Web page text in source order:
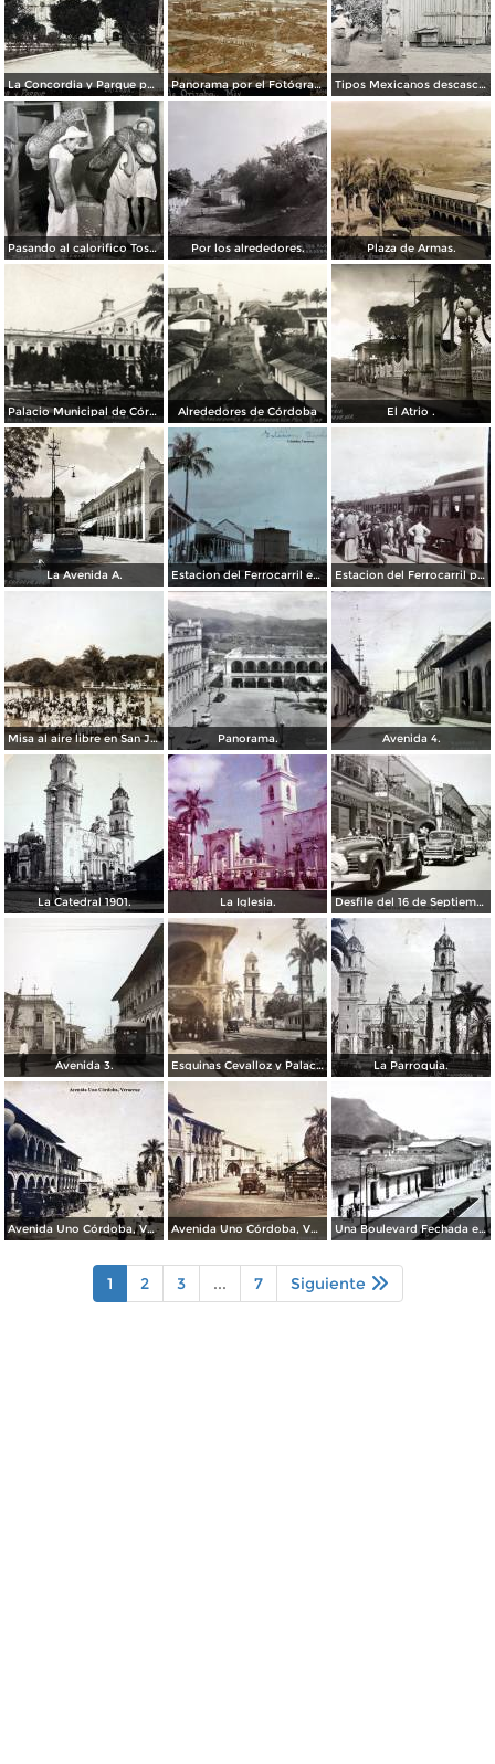
La Concordia y Parque por el Fotógrafo Juan D. Vasallo. Panorama por el Fotógrafo Juan D. Vasallo. Tipos Mexicanos descascarando el cafe por el Fotógrafo Charles B. Waite 1907.
Pasando al calorifico Tostaddoras del cafe Cordoba Veracruz. Por los alrededores. Plaza de Armas.
Palacio Municipal de Córdoba Alrededores de Córdoba El Atrio .
La Avenida A. Estacion del Ferrocarril en Córdoba, Veracruz. Estacion del Ferrocarril por el Fotógrafo Abel Briquet..
Misa al aire libre en San Jose Congreso Eucaristico ( Fechada el 5 de Junio de 1943 ). Panorama. Avenida 4.
La Catedral 1901. La Iglesia. Desfile del 16 de Septiembre de 1956 en Córdoba, Veracruz
Avenida 3. Esquinas Cevalloz y Palacio. La Parroquia.
Avenida Uno Córdoba, Veracruz Avenida Uno Córdoba, Veracruz Una Boulevard Fechada en 1936.
1 2 3 ... 7 Siguiente